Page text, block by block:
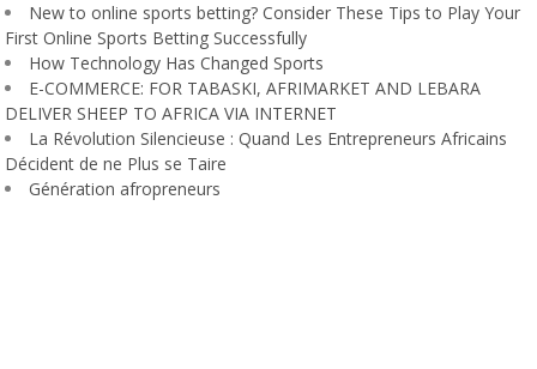
New to online sports betting? Consider These Tips to Play Your
First Online Sports Betting Successfully
How Technology Has Changed Sports
E-COMMERCE: FOR TABASKI, AFRIMARKET AND LEBARA
DELIVER SHEEP TO AFRICA VIA INTERNET
La Révolution Silencieuse : Quand Les Entrepreneurs Africains
Décident de ne Plus se Taire
Génération afropreneurs